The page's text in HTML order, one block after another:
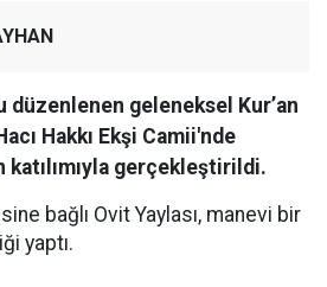
düzenlenen geleneksel Kur’an
Hakkı Ekşi Camii'nde
katılımıyla gerçekleştirildi.
bağlı Ovit Yaylası, manevi bir
yaptı.